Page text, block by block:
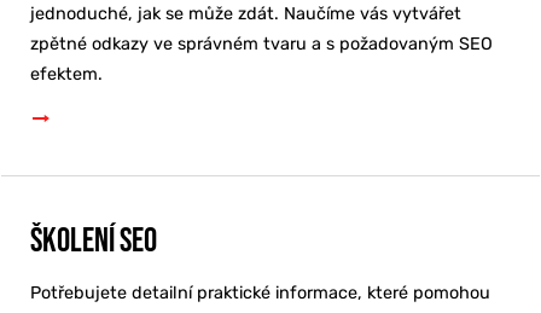
jednoduché, jak se může zdát. Naučíme vás vytvářet
zpětné odkazy ve správném tvaru a s požadovaným SEO
efektem.
Školení SEO
Potřebujete detailní praktické informace, které pomohou